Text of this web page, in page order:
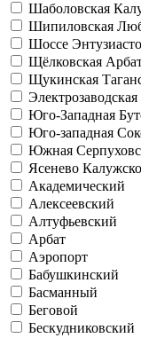
Шаболовская
Шипиловская
Шоссе
Щёлковская
Щукинская
Электрозаводская
Юго-Западная
Юго-западная
Южная
Ясенево
Академический
Алексеевский
Алтуфьевский
Арбат
Аэропорт
Бабушкинский
Басманный
Беговой
Бескудниковский